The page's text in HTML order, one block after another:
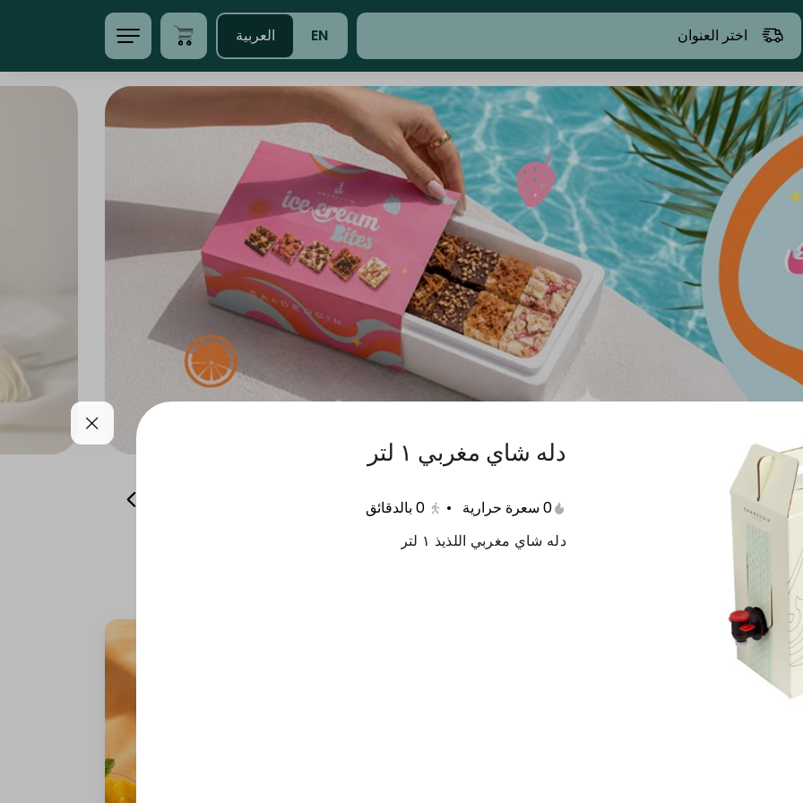
اختر العنوان EN العربية
متنوعة منتجات صحية مفرزنات منتجات الشتاء
دله شاي مغربي ١ لتر
0 سعرة حرارية •
0 بالدقائق
دله شاي مغربي اللذيذ ١ لتر